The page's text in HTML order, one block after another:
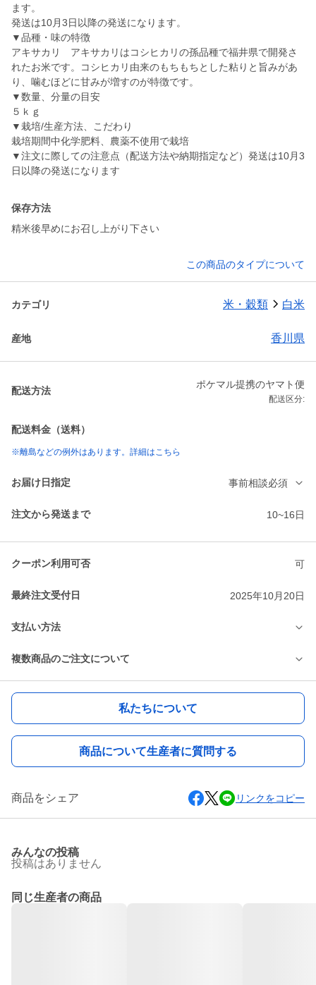
ます。
発送は10月3日以降の発送になります。
▼品種・味の特徴
アキサカリ アキサカリはコシヒカリの孫品種で福井県で開発さ
れたお米です。コシヒカリ由来のもちもちとした粘りと旨みがあ
り、噛むほどに甘みが増すのが特徴です。
▼数量、分量の目安
５ｋｇ
▼栽培/生産方法、こだわり
栽培期間中化学肥料、農薬不使用で栽培
▼注文に際しての注意点（配送方法や納期指定など）発送は10月3
日以降の発送になります
保存方法
精米後早めにお召し上がり下さい
この商品のタイプについて
カテゴリ 米・穀類 白米
産地 香川県
配送方法
ポケマル提携のヤマト便
配送区分:
配送料金（送料）
※離島などの例外はあります。詳細はこちら
お届け日指定 事前相談必須
注文から発送まで 10~16日
クーポン利用可否 可
最終注文受付日 2025年10月20日
支払い方法
複数商品のご注文について
私たちについて
商品について生産者に質問する
商品をシェア リンクをコピー
みんなの投稿
投稿はありません
同じ生産者の商品